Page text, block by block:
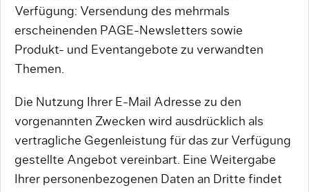
Verfügung: Versendung des mehrmals
erscheinenden PAGE-Newsletters sowie
Produkt- und Eventangebote zu verwandten
Themen.
Die Nutzung Ihrer E-Mail Adresse zu den
vorgenannten Zwecken wird ausdrücklich als
vertragliche Gegenleistung für das zur Verfügung
gestellte Angebot vereinbart. Eine Weitergabe
Ihrer personenbezogenen Daten an Dritte findet